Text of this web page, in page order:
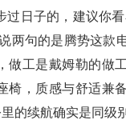
过日子的，建议你
两句的是腾势这款
做工是戴姆勒的做
椅，质感与舒适兼
的续航确实是同级